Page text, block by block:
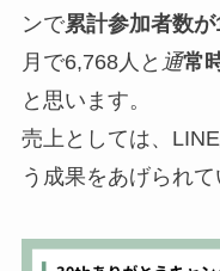
ンで累計参加者数
月で6,768人と 通常
と思います。
売上としては、
う成果をあげられて